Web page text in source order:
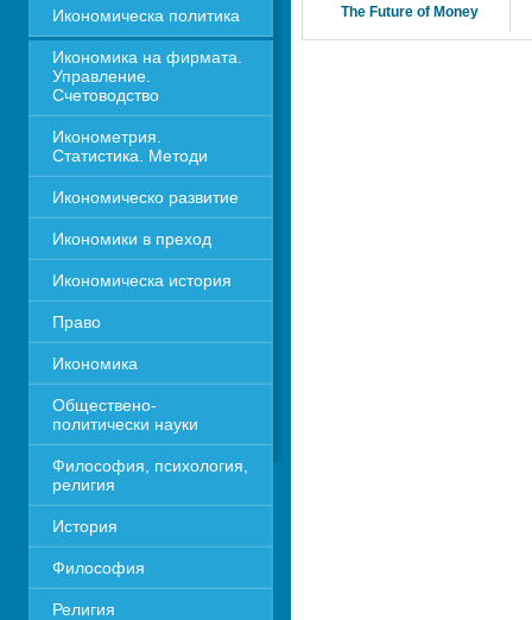
Икономическа политика
Икономика на фирмата.
Управление.
Счетоводство
Иконометрия.
Статистика. Методи
Икономическо развитие
Икономики в преход
Икономическа история
Право
Икономика
Обществено-
политически науки
Философия, психология,
религия
История
Философия
Религия
The Future of Money